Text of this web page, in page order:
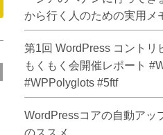
から行く人のための実用メ
第1回 WordPress コントリ
もくもく会開催レポート
#WPPolyglots #5ftf
WordPressコアの自動アッ
のススメ